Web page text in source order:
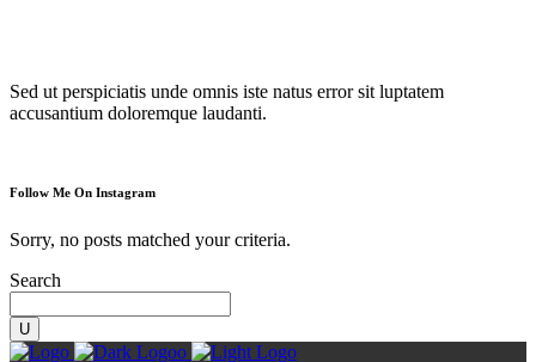
Sed ut perspiciatis unde omnis iste natus error sit luptatem
accusantium doloremque laudanti.
Follow Me On Instagram
Sorry, no posts matched your criteria.
Search